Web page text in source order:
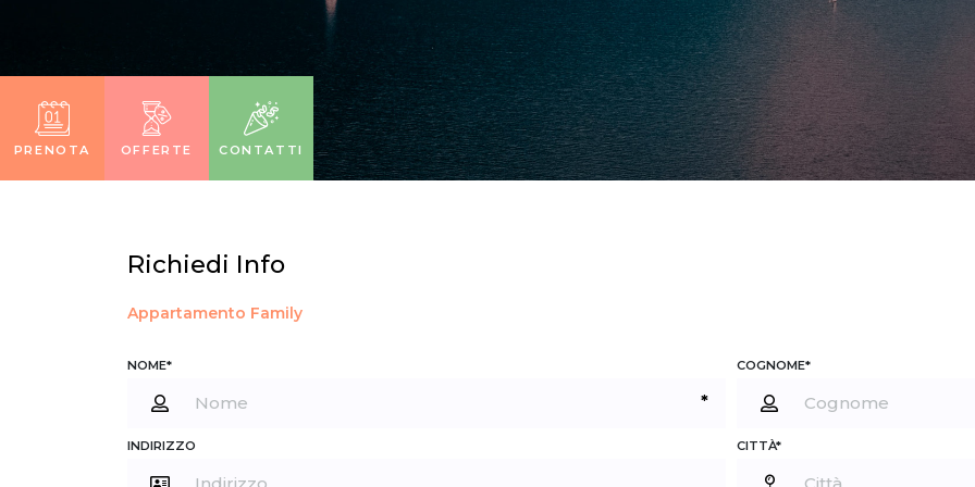
PRENOTA OFFERTE CONTATTI
Richiedi Info
Appartamento Family
NOME*
*
COGNOME*
INDIRIZZO CITTÀ*